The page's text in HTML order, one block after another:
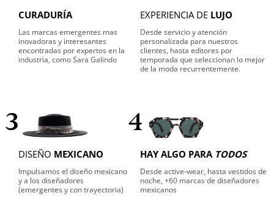
CURADURÍA
Las marcas emergentes mas
inovadoras y interesantes
encontradas por expertos en la
industria, como Sara Galindo
EXPERIENCIA DE LUJO
Desde servicio y atención
personalizada para nuestros
clientes, hasta editores por
temporada que seleccionan lo mejor
de la moda recurrentemente.
3
DISEÑO MEXICANO
Impulsamos el diseño mexicano
y a los diseñadores
(emergentes y con trayectoria)
4
HAY ALGO PARA TODOS
Desde active-wear, hasta vestidos de
noche, +60 marcas de diseñadores
mexicanos